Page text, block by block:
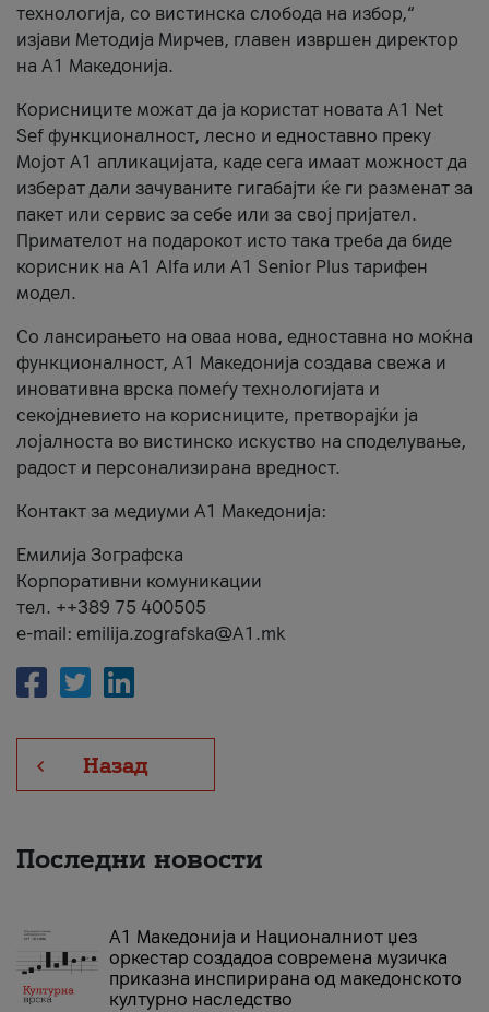
технологија, со вистинска слобода на избор,“
изјави Методија Мирчев, главен извршен директор
на А1 Македонија.
Корисниците можат да ја користат новата А1 Net
Sef функционалност, лесно и едноставно преку
Мојот А1 апликацијата, каде сега имаат можност да
изберат дали зачуваните гигабајти ќе ги разменат за
пакет или сервис за себе или за свој пријател.
Примателот на подарокот исто така треба да биде
корисник на А1 Alfa или A1 Senior Plus тарифен
модел.
Со лансирањето на оваа нова, едноставна но моќна
функционалност, А1 Македонија создава свежа и
иновативна врска помеѓу технологијата и
секојдневието на корисниците, претворајќи ја
лојалноста во вистинско искуство на споделување,
радост и персонализирана вредност.
Контакт за медиуми А1 Македонија:
Емилија Зографска
Корпоративни комуникации
тел. ++389 75 400505
e-mail: emilija.zografska@A1.mk
Назад
Последни новости
А1 Македонија и Националниот џез
оркестар создадоа современа музичка
приказна инспирирана од македонското
културно наследство